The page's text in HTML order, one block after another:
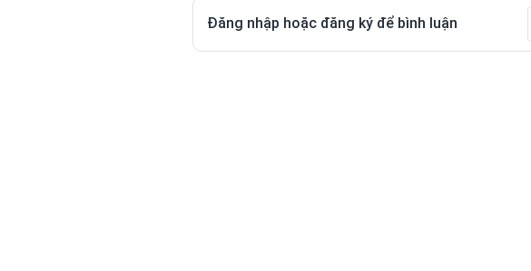
Đăng nhập hoặc đăng ký để bình luận